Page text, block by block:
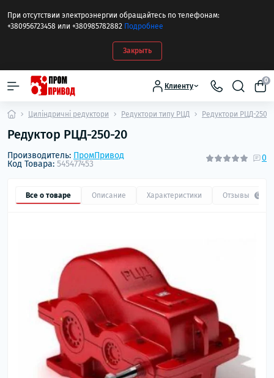
При отсутствии электроэнергии обращайтесь по телефонам:
+380956723458 или +380985782882 Подробнее
Закрыть
Клиенту
0
Циліндричні редуктори Редуктори типу РЦД Редуктори РЦД-250
Редуктор РЦД-250-20
Производитель: ПромПривод
Код Товара: 545477453
0
Все о товаре Описание Характеристики Отзывы 0